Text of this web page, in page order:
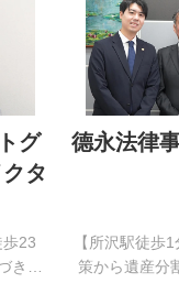
グ
タ
歩23
き、
德永法律
【所沢駅徒歩
策から遺産分